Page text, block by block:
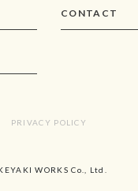
CONTACT
PRIVACY POLICY
WORKS Co., Ltd.